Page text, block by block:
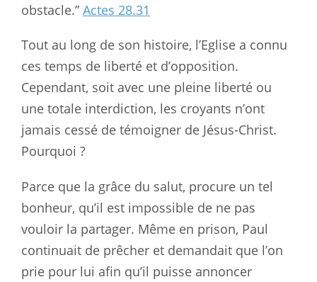
obstacle.” Actes 28.31
Tout au long de son histoire, l’Eglise a connu
ces temps de liberté et d’opposition.
Cependant, soit avec une pleine liberté ou
une totale interdiction, les croyants n’ont
jamais cessé de témoigner de Jésus-Christ.
Pourquoi ?
Parce que la grâce du salut, procure un tel
bonheur, qu’il est impossible de ne pas
vouloir la partager. Même en prison, Paul
continuait de prêcher et demandait que l’on
prie pour lui afin qu’il puisse annoncer